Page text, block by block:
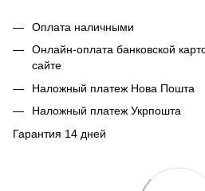
Оплата наличными
Онлайн-оплата банковской
сайте
Наложный платеж Нова Пошта
Наложный платеж Укрпошта
Гарантия 14 дней